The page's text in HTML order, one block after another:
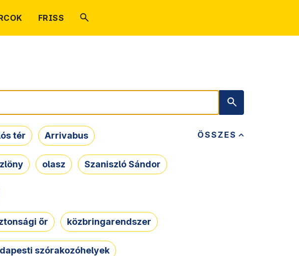
FRISS
ÖSSZES
tér Arrivabus
olasz Szaniszló Sándor
őr közbringarendszer
szórakozóhelyek